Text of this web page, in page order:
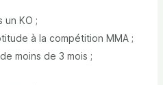
un KO ;
à la compétition MMA ;
moins de 3 mois ;